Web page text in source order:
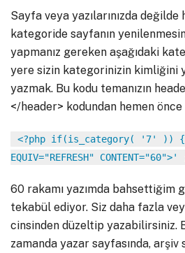
Sayfa veya yazılarınızda
kategoride sayfanın
yapmanız gereken aşağıdaki
yere sizin kategorinizin kimliğini
yazmak. Bu kodu temanızın
</header> kodundan hemen
<?php if(is_category( '7' )) {
EQUIV="REFRESH"
60 rakamı yazımda bahsettiğim
tekabül ediyor. Siz daha fazla
cinsinden düzeltip yazabilirsiniz.
zamanda yazar sayfasında, arşiv